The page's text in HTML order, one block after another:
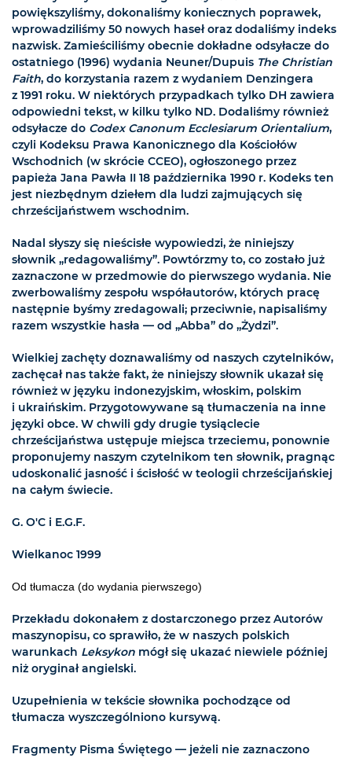
powiększyliśmy, dokonaliśmy koniecznych poprawek,
wprowadziliśmy 50 nowych haseł oraz dodaliśmy indeks
nazwisk. Zamieściliśmy obecnie dokładne odsyłacze do
ostatniego (1996) wydania Neuner/Dupuis The Christian
Faith, do korzystania razem z wydaniem Denzingera
z 1991 roku. W niektórych przypadkach tylko DH zawiera
odpowiedni tekst, w kilku tylko ND. Dodaliśmy również
odsyłacze do Codex Canonum Ecclesiarum Orientalium,
czyli Kodeksu Prawa Kanonicznego dla Kościołów
Wschodnich (w skrócie CCEO), ogłoszonego przez
papieża Jana Pawła II 18 października 1990 r. Kodeks ten
jest niezbędnym dziełem dla ludzi zajmujących się
chrześcijaństwem wschodnim.
Nadal słyszy się nieścisłe wypowiedzi, że niniejszy
słownik „redagowaliśmy”. Powtórzmy to, co zostało już
zaznaczone w przedmowie do pierwszego wydania. Nie
zwerbowaliśmy zespołu współautorów, których pracę
następnie byśmy zredagowali; przeciwnie, napisaliśmy
razem wszystkie hasła — od „Abba” do „Żydzi”.
Wielkiej zachęty doznawaliśmy od naszych czytelników,
zachęcał nas także fakt, że niniejszy słownik ukazał się
również w języku indonezyjskim, włoskim, polskim
i ukraińskim. Przygotowywane są tłumaczenia na inne
języki obce. W chwili gdy drugie tysiąclecie
chrześcijaństwa ustępuje miejsca trzeciemu, ponownie
proponujemy naszym czytelnikom ten słownik, pragnąc
udoskonalić jasność i ścisłość w teologii chrześcijańskiej
na całym świecie.
G. O'C i E.G.F.
Wielkanoc 1999
Od tłumacza (do wydania pierwszego)
Przekładu dokonałem z dostarczonego przez Autorów
maszynopisu, co sprawiło, że w naszych polskich
warunkach Leksykon mógł się ukazać niewiele później
niż oryginał angielski.
Uzupełnienia w tekście słownika pochodzące od
tłumacza wyszczególniono kursywą.
Fragmenty Pisma Świętego — jeżeli nie zaznaczono